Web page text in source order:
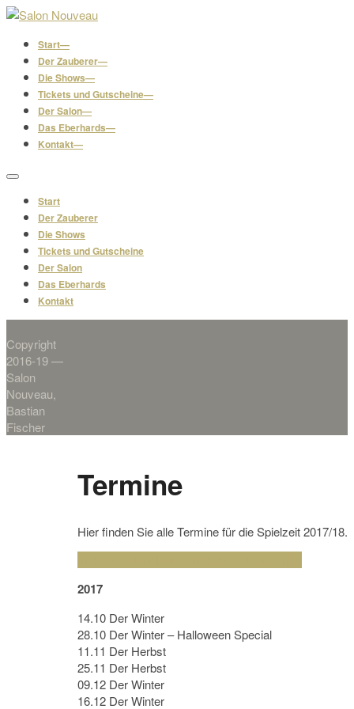
Start
Der Zauberer
Die Shows
Tickets und Gutscheine
Der Salon
Das Eberhards
Kontakt
Start
Der Zauberer
Die Shows
Tickets und Gutscheine
Der Salon
Das Eberhards
Kontakt
Termine
Hier finden Sie alle Termine für die Spielzeit 2017/18.
2017
14.10 Der Winter
28.10 Der Winter – Halloween Special
11.11 Der Herbst
25.11 Der Herbst
09.12 Der Winter
16.12 Der Winter
Copyright
2016-19 —
Salon
Nouveau,
Bastian
Fischer